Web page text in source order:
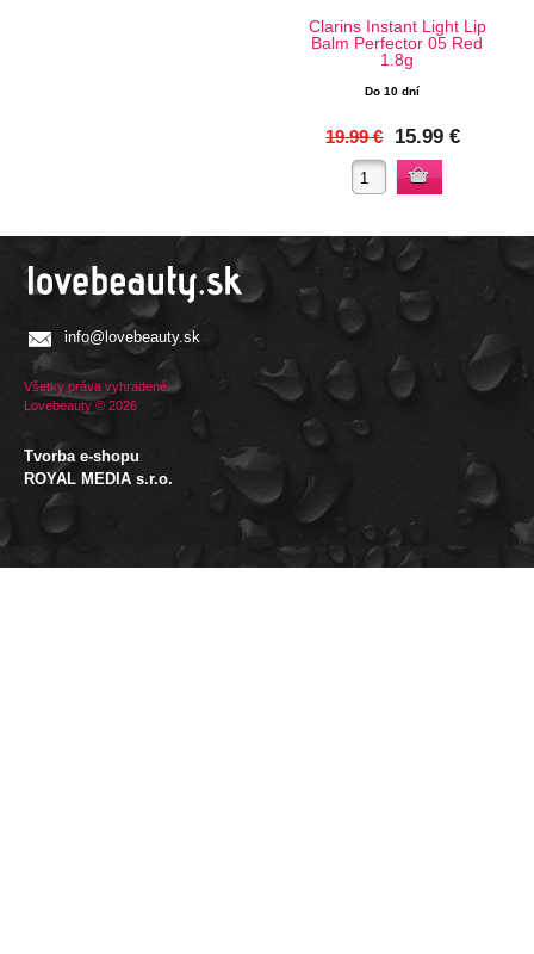
Clarins Instant Light Lip
Balm Perfector 05 Red
1.8g
Do 10 dní
19.99 € 15.99 €
info@lovebeauty.sk
Všetky práva vyhradené.
Lovebeauty © 2026
Tvorba e-shopu:
ROYAL MEDIA s.r.o.